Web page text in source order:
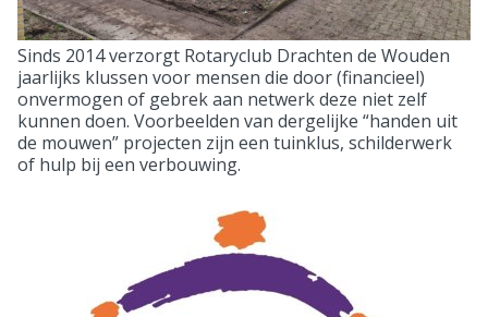
Sinds 2014 verzorgt Rotaryclub Drachten de Wouden
jaarlijks klussen voor mensen die door (financieel)
onvermogen of gebrek aan netwerk deze niet zelf
kunnen doen. Voorbeelden van dergelijke “handen uit
de mouwen” projecten zijn een tuinklus, schilderwerk
of hulp bij een verbouwing.